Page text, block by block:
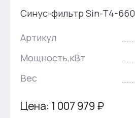
Синус-фильтр Sin-T4-660
Артикул
Мощность,кВт
Вес
Цена: 1 007 979 ₽